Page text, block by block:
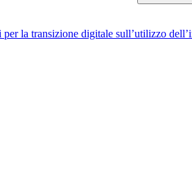
la transizione digitale sull’utilizzo